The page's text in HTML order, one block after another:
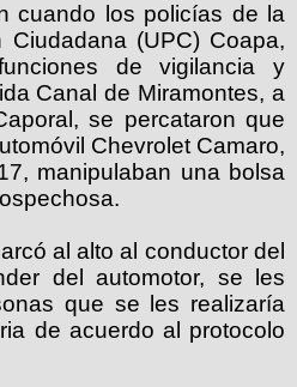
cuando los policías de la
Ciudadana (UPC) Coapa,
de vigilancia y
Canal de Miramontes, a
se percataron que
Chevrolet Camaro,
manipulaban una bolsa
al alto al conductor del
del automotor, se les
que se les realizaría
de acuerdo al protocolo